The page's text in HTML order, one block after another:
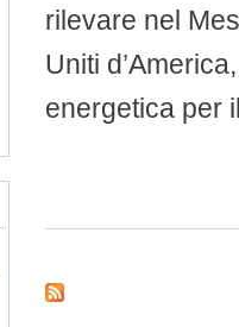
rilevare nel
Uniti
energetica per